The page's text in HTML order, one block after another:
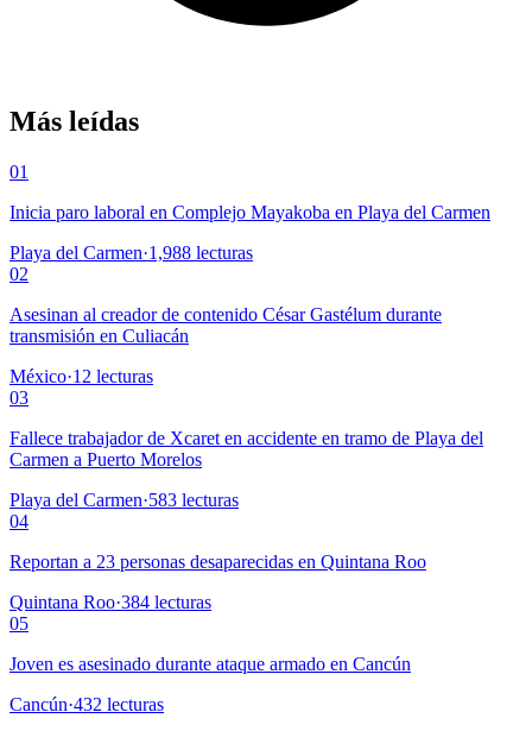
Más leídas
01
Inicia paro laboral en Complejo Mayakoba en Playa del Carmen
Playa del Carmen·1,988 lecturas
02
Asesinan al creador de contenido César Gastélum durante
transmisión en Culiacán
México·12 lecturas
03
Fallece trabajador de Xcaret en accidente en tramo de Playa del
Carmen a Puerto Morelos
Playa del Carmen·583 lecturas
04
Reportan a 23 personas desaparecidas en Quintana Roo
Quintana Roo·384 lecturas
05
Joven es asesinado durante ataque armado en Cancún
Cancún·432 lecturas